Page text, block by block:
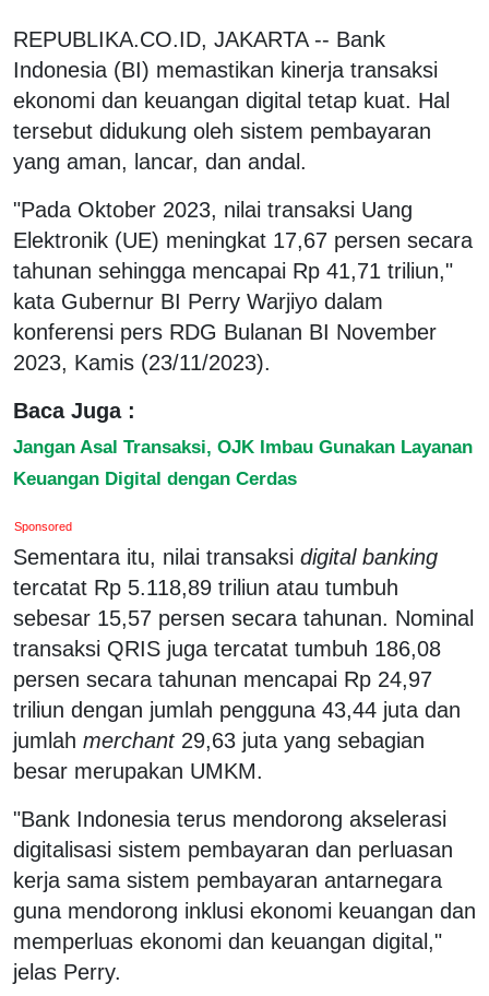
REPUBLIKA.CO.ID, JAKARTA -- Bank
Indonesia (BI) memastikan kinerja transaksi
ekonomi dan keuangan digital tetap kuat. Hal
tersebut didukung oleh sistem pembayaran
yang aman, lancar, dan andal.
"Pada Oktober 2023, nilai transaksi Uang
Elektronik (UE) meningkat 17,67 persen secara
tahunan sehingga mencapai Rp 41,71 triliun,"
kata Gubernur BI Perry Warjiyo dalam
konferensi pers RDG Bulanan BI November
2023, Kamis (23/11/2023).
Baca Juga :
Jangan Asal Transaksi, OJK Imbau Gunakan Layanan
Keuangan Digital dengan Cerdas
Sponsored
Sementara itu, nilai transaksi digital banking
tercatat Rp 5.118,89 triliun atau tumbuh
sebesar 15,57 persen secara tahunan. Nominal
transaksi QRIS juga tercatat tumbuh 186,08
persen secara tahunan mencapai Rp 24,97
triliun dengan jumlah pengguna 43,44 juta dan
jumlah merchant29,63 juta yang sebagian
besar merupakan UMKM.
"Bank Indonesia terus mendorong akselerasi
digitalisasi sistem pembayaran dan perluasan
kerja sama sistem pembayaran antarnegara
guna mendorong inklusi ekonomi keuangan dan
memperluas ekonomi dan keuangan digital,"
jelas Perry.